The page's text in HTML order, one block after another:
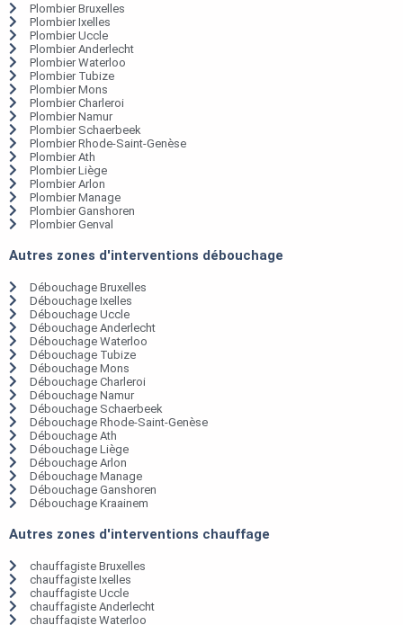
Plombier Bruxelles
Plombier Ixelles
Plombier Uccle
Plombier Anderlecht
Plombier Waterloo
Plombier Tubize
Plombier Mons
Plombier Charleroi
Plombier Namur
Plombier Schaerbeek
Plombier Rhode-Saint-Genèse
Plombier Ath
Plombier Liège
Plombier Arlon
Plombier Manage
Plombier Ganshoren
Plombier Genval
Autres zones d'interventions débouchage
Débouchage Bruxelles
Débouchage Ixelles
Débouchage Uccle
Débouchage Anderlecht
Débouchage Waterloo
Débouchage Tubize
Débouchage Mons
Débouchage Charleroi
Débouchage Namur
Débouchage Schaerbeek
Débouchage Rhode-Saint-Genèse
Débouchage Ath
Débouchage Liège
Débouchage Arlon
Débouchage Manage
Débouchage Ganshoren
Débouchage Kraainem
Autres zones d'interventions chauffage
chauffagiste Bruxelles
chauffagiste Ixelles
chauffagiste Uccle
chauffagiste Anderlecht
chauffagiste Waterloo